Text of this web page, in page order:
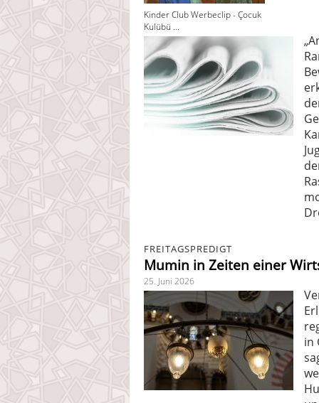
Kinder Club Werbeclip - Çocuk
Kulübü ...
FREITAGSPREDIGT
Mumin in Zeiten einer
25. Juni 2026
in